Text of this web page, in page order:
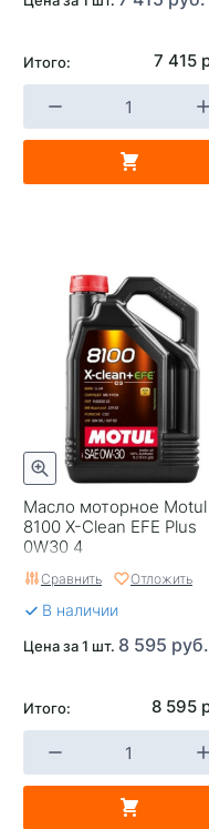
Страна изготовителя
Итого: 7 415
Масло моторное Motul
8100 X-Clean EFE Plus
0W30 4
Сравнить Отложить
В наличии
Цена за 1 шт. 8 595 руб.
Итого: 8 595